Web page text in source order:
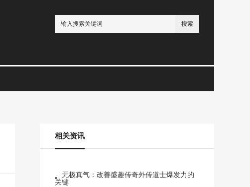
搜索
相关资讯
无极真气：改善盛趣传奇外传道士爆发力的
关键